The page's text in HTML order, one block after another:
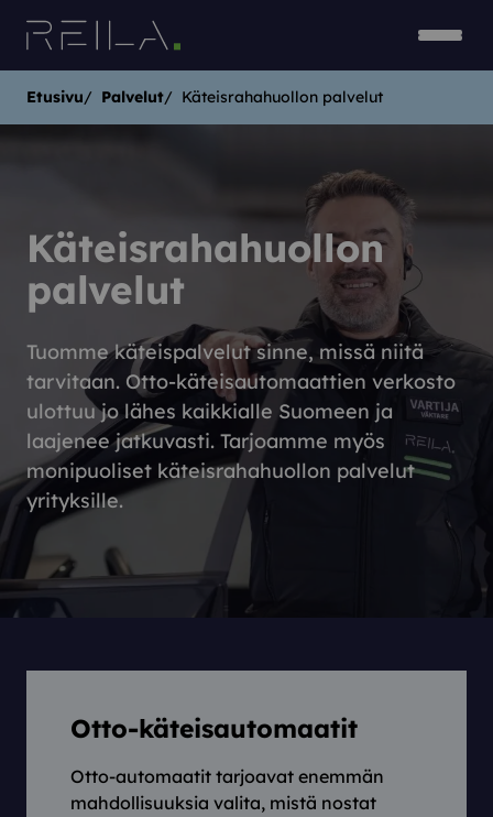
Avaa
Sulje
Etusivu Palvelut Käteisrahahuollon palvelut
Käteisrahahuollon
palvelut
Tuomme käteispalvelut sinne, missä niitä
tarvitaan. Otto-käteisautomaattien verkosto
ulottuu jo lähes kaikkialle Suomeen ja
laajenee jatkuvasti. Tarjoamme myös
monipuoliset käteisrahahuollon palvelut
yrityksille.
Otto-käteisautomaatit
Otto-automaatit tarjoavat enemmän
mahdollisuuksia valita, mistä nostat